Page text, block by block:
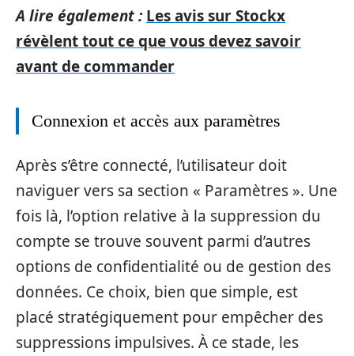
A lire également : Les avis sur Stockx
révèlent tout ce que vous devez savoir
avant de commander
Connexion et accès aux paramètres
Après s’être connecté, l’utilisateur doit
naviguer vers sa section « Paramètres ». Une
fois là, l’option relative à la suppression du
compte se trouve souvent parmi d’autres
options de confidentialité ou de gestion des
données. Ce choix, bien que simple, est
placé stratégiquement pour empêcher des
suppressions impulsives. À ce stade, les